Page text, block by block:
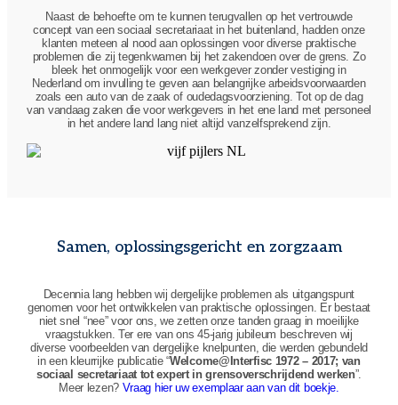
Naast de behoefte om te kunnen terugvallen op het vertrouwde
concept van een sociaal secretariaat in het buitenland, hadden onze
klanten meteen al nood aan oplossingen voor diverse praktische
problemen die zij tegenkwamen bij het zakendoen over de grens. Zo
bleek het onmogelijk voor een werkgever zonder vestiging in
Nederland om invulling te geven aan belangrijke arbeidsvoorwaarden
zoals een auto van de zaak of oudedagsvoorziening. Tot op de dag
van vandaag zaken die voor werkgevers in het ene land met personeel
in het andere land lang niet altijd vanzelfsprekend zijn.
Samen, oplossingsgericht en zorgzaam
Decennia lang hebben wij dergelijke problemen als uitgangspunt
genomen voor het ontwikkelen van praktische oplossingen. Er bestaat
niet snel “nee” voor ons, we zetten onze tanden graag in moeilijke
vraagstukken. Ter ere van ons 45-jarig jubileum beschreven wij
diverse voorbeelden van dergelijke knelpunten, die werden gebundeld
in een kleurrijke publicatie “Welcome@Interfisc 1972 – 2017; van
sociaal secretariaat tot expert in grensoverschrijdend werken”.
Meer lezen? Vraag hier uw exemplaar aan van dit boekje.